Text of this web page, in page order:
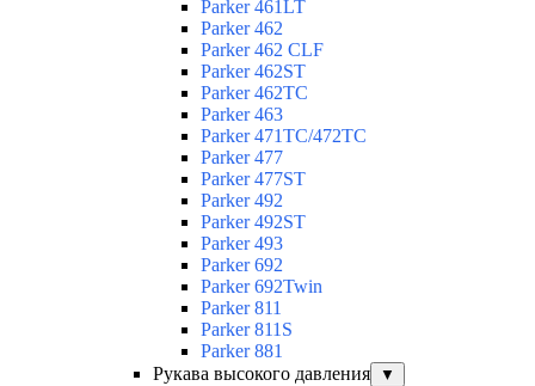
Parker 461LT
Parker 462
Parker 462 CLF
Parker 462ST
Parker 462TC
Parker 463
Parker 471TC/472TC
Parker 477
Parker 477ST
Parker 492
Parker 492ST
Parker 493
Parker 692
Parker 692Twin
Parker 811
Parker 811S
Parker 881
Рукава высокого давления
▼